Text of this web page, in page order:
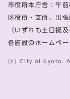
市役所本庁舎：午
区役所・支所、出
（いずれも土日祝
各施設のホームペー
(c) City of Kyoto.